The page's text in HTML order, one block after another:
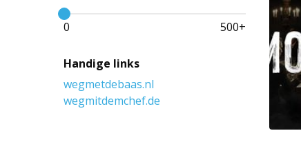
0 500+
Handige links
wegmetdebaas.nl
wegmitdemchef.de